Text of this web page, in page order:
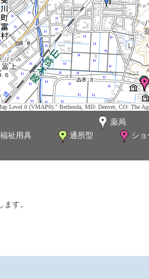
Level 0 (VMAP0)." Bethesda, MD: Denver, CO: The
薬局
福祉用具 通所型
シ
す。